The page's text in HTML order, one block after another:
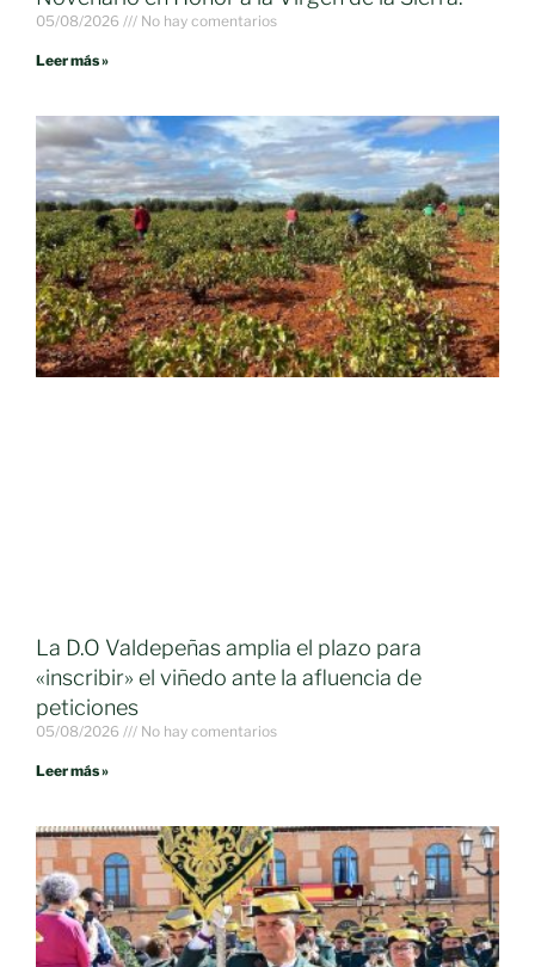
05/08/2026 No hay comentarios
Leer más »
La D.O Valdepeñas amplia el plazo para
«inscribir» el viñedo ante la afluencia de
peticiones
05/08/2026 No hay comentarios
Leer más »